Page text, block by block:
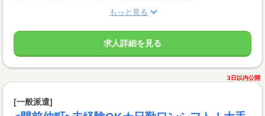
もっと見る
求人詳細を見る
3日以内公開
[一般派遣]